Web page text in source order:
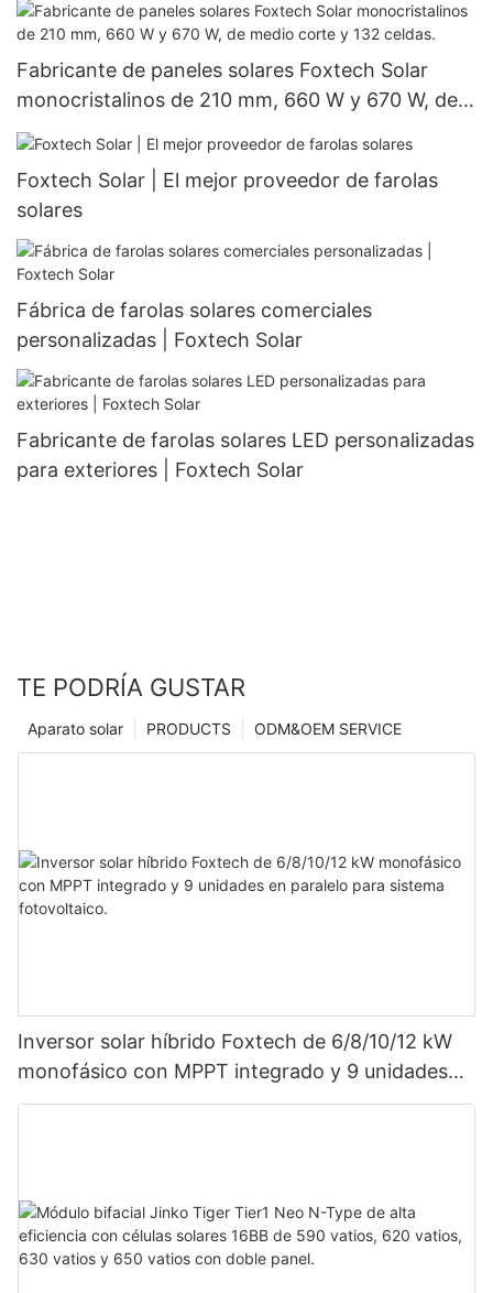
Fabricante de paneles solares Foxtech Solar
monocristalinos de 210 mm, 660 W y 670 W, de
medio corte y 132 celdas.
Foxtech Solar | El mejor proveedor de farolas
solares
Fábrica de farolas solares comerciales
personalizadas | Foxtech Solar
Fabricante de farolas solares LED personalizadas
para exteriores | Foxtech Solar
TE PODRÍA GUSTAR
ODM&OEM SERVICE
PRODUCTS
Aparato solar
Inversor solar híbrido Foxtech de 6/8/10/12 kW
monofásico con MPPT integrado y 9 unidades
en paralelo para sistema fotovoltaico.